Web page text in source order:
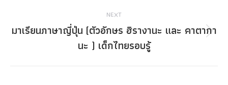
NEXT
Next
post:
มาเรียนภาษาญี่ปุ่น (ตัวอักษร ฮิรางานะ และ คาตากา
นะ ) เด็กไทยรอบรู้